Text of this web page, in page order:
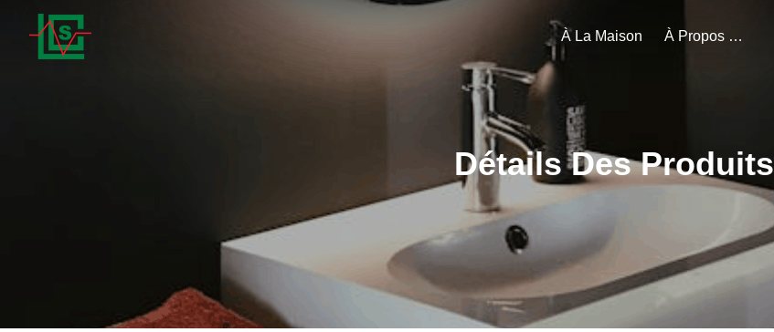
À La Maison À Propos De Nous
Détails Des Produits